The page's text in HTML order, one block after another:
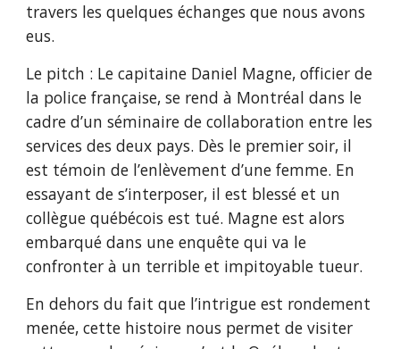
travers les quelques échanges que nous avons
eus.
Le pitch : Le capitaine Daniel Magne, officier de
la police française, se rend à Montréal dans le
cadre d’un séminaire de collaboration entre les
services des deux pays. Dès le premier soir, il
est témoin de l’enlèvement d’une femme. En
essayant de s’interposer, il est blessé et un
collègue québécois est tué. Magne est alors
embarqué dans une enquête qui va le
confronter à un terrible et impitoyable tueur.
En dehors du fait que l’intrigue est rondement
menée, cette histoire nous permet de visiter